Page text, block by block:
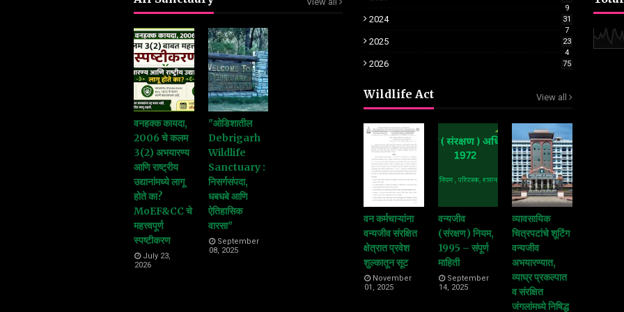
वनहक्क कायदा,
2006 चे कलम
3(2) अभयारण्य
आणि राष्ट्रीय
उद्यानांमध्ये लागू
होते का?
MoEF&CC चे
महत्त्वपूर्ण
स्पष्टीकरण
July 23,
2026
"ओडिशातील
Debrigarh
Wildlife
Sanctuary :
निसर्गसंपदा,
धबधबे आणि
ऐतिहासिक
वारसा"
September
08, 2025
9
2024
31
7
2025
23
4
2026 75
Wildlife Act View all
वन कर्मचाऱ्यांना
वन्यजीव संरक्षित
क्षेत्रात प्रवेश
शुल्कातून सूट
November
01, 2025
वन्यजीव
(संरक्षण) नियम,
1995 – संपूर्ण
माहिती
September
14, 2025
व्यावसायिक
चित्रपटांचे शूटिंग
वन्यजीव
अभयारण्यात,
व्याघ्र प्रकल्पात
व संरक्षित
जंगलांमध्ये निषिद्ध